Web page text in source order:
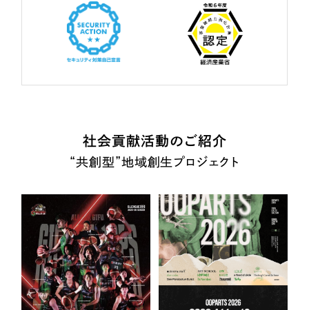
社会貢献活動のご紹介
“共創型”地域創生プロジェクト